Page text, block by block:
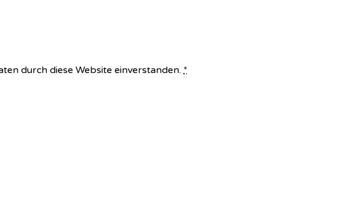
durch diese Website einverstanden. *